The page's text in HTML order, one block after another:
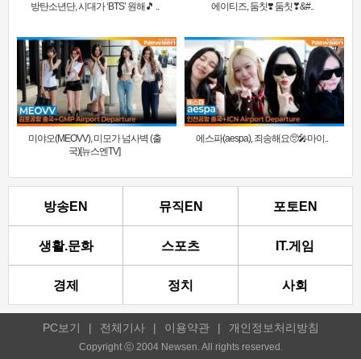
방탄소년단, 시대가 ‘BTS’ 원해🎵 .. 에이티즈, 둠칫❣️ 둠칫❣&#..
미야오(MEOVV), 미모가 넘사벽 (출
국)[뉴스엔TV]
에스파(aespa), 죄송해요🥺🎤마이..
방송EN 뮤직EN 포토EN
생활.문화 스포츠 IT.게임
경제 정치 사회
PC보기 | 전체기사 | 이용약관 | 개인정보처리방침
Copyright ⓒ 2004 Newsen. All rights reserved.